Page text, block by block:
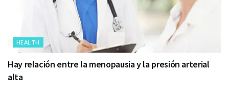
HEALTH
Hay relación entre la menopausia y la presión arterial
alta